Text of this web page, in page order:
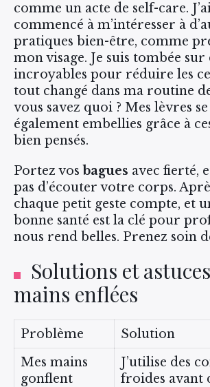
comme un acte de self-care.
commencé à m’intéresser à
pratiques bien-être, comme
mon visage. Je suis tombée sur
incroyables pour réduire les
tout changé dans ma routine
vous savez quoi ? Mes lèvres
également embellies grâce à
bien pensés.
Portez vos bagues avec fierté,
pas d’écouter votre corps.
chaque petit geste compte, et
bonne santé est la clé pour
nous rend belles. Prenez soin
Solutions et
mains enflées
Problème
Solution
Mes mains
gonflent
J’utilise des
froides avant